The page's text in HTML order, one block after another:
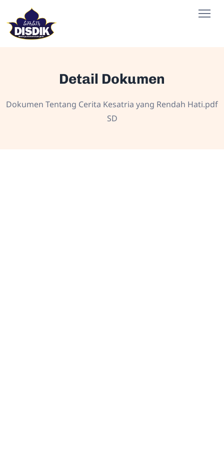
Detail Dokumen
Dokumen Tentang Cerita Kesatria yang Rendah Hati.pdf
SD